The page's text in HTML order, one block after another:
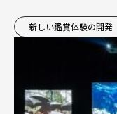
新しい鑑賞体験の開発